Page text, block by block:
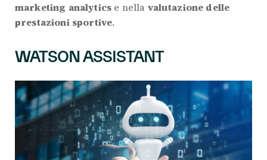
marketing analytics e nella valutazione delle
prestazioni sportive.
WATSON ASSISTANT